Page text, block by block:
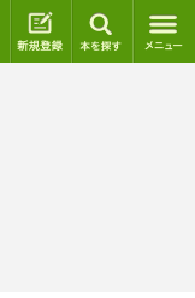
ログイン 新規登録